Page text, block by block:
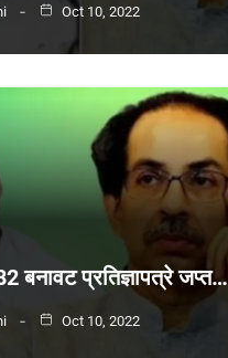
Oct 10, 2022
बनावट प्रतिज्ञापत्रे जप्त…
Oct 10, 2022